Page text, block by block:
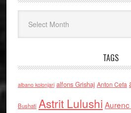
TAGS
albano kolonjari alfons Grishaj Anton Cefa
Bushati Astrit Lulushi